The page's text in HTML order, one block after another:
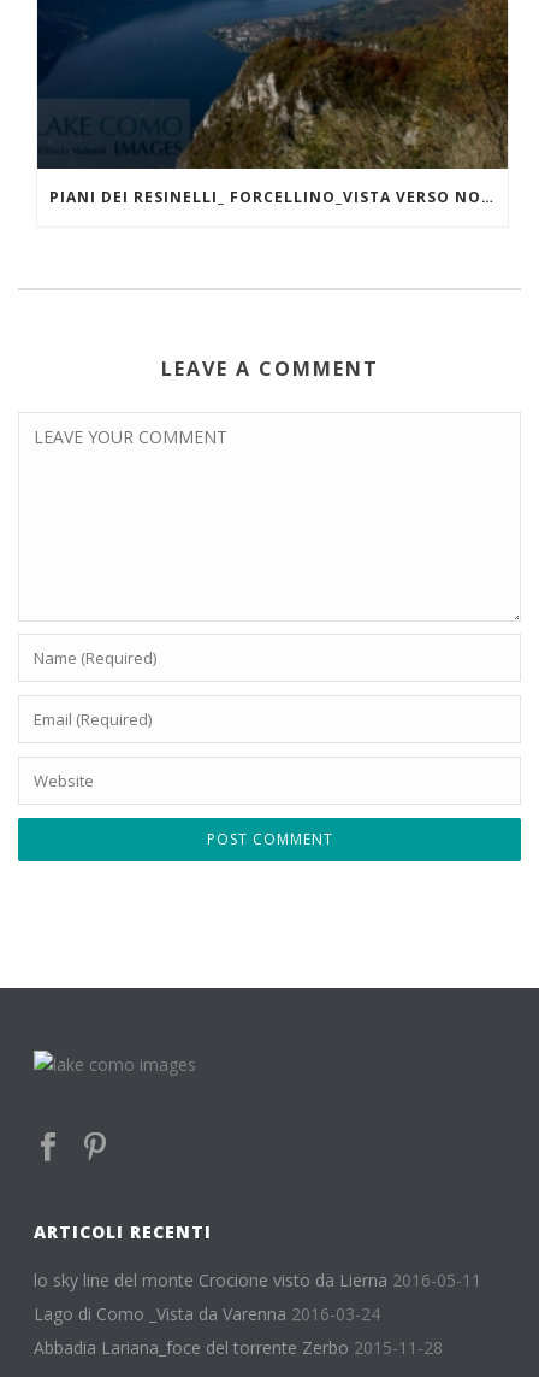
PIANI DEI RESINELLI_ FORCELLINO_VISTA VERSO NORD
LEAVE A COMMENT
ARTICOLI RECENTI
lo sky line del monte Crocione visto da Lierna 2016-05-11
Lago di Como _Vista da Varenna 2016-03-24
Abbadia Lariana_foce del torrente Zerbo 2015-11-28